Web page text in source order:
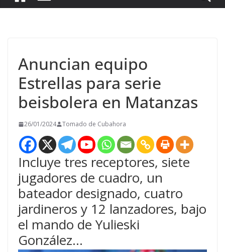
Anuncian equipo
Estrellas para serie
beisbolera en Matanzas
26/01/2024 Tomado de Cubahora
Incluye tres receptores, siete
jugadores de cuadro, un
bateador designado, cuatro
jardineros y 12 lanzadores, bajo
el mando de Yulieski
González…